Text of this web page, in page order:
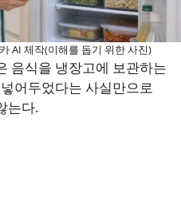
AI 제작(이해를 돕기 위한 사진)
음식을 냉장고에 보관하는
어두었다는 사실만으로
는다.